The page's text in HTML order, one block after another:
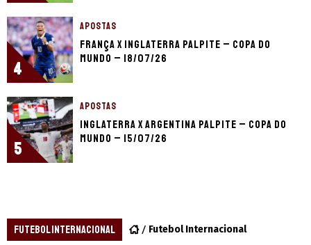
4
APOSTAS
França x Inglaterra palpite – Copa do
Mundo – 18/07/26
5
APOSTAS
Inglaterra x Argentina palpite – Copa do
Mundo – 15/07/26
FUTEBOL INTERNACIONAL Futebol Internacional